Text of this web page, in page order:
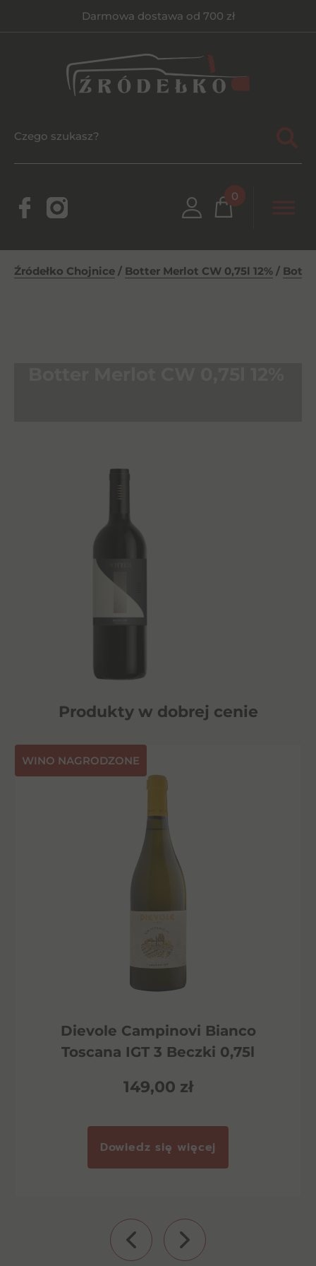
Darmowa dostawa od 700 zł
0
Źródełko Chojnice / Botter Merlot CW 0,75l 12% /
Produkty w dobrej cenie
⁠WINO NAGRODZONE
Dievole Campinovi Bianco
Toscana IGT 3 Beczki 0,75l
149,00 zł
Dowiedz się więcej